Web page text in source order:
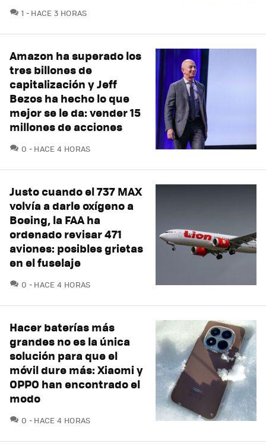
1 COMENTARIOS
HACE 3 HORAS
Amazon ha superado los
tres billones de
capitalización y Jeff
Bezos ha hecho lo que
mejor se le da: vender 15
millones de acciones
0 COMENTARIOS
HACE 4 HORAS
Justo cuando el 737 MAX
volvía a darle oxígeno a
Boeing, la FAA ha
ordenado revisar 471
aviones: posibles grietas
en el fuselaje
0 COMENTARIOS
HACE 4 HORAS
Hacer baterías más
grandes no es la única
solución para que el
móvil dure más: Xiaomi y
OPPO han encontrado el
modo
0 COMENTARIOS
HACE 4 HORAS